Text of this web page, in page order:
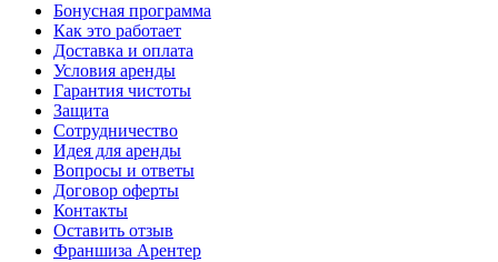
Бонусная программа
Как это работает
Доставка и оплата
Условия аренды
Гарантия чистоты
Защита
Сотрудничество
Идея для аренды
Вопросы и ответы
Договор оферты
Контакты
Оставить отзыв
Франшиза Арентер